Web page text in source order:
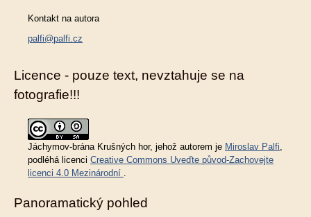
Kontakt na autora
palfi@palfi.cz
Licence - pouze text, nevztahuje se na
fotografie!!!
Jáchymov-brána Krušných hor, jehož autorem je Miroslav Palfi
podléhá licenci Creative Commons Uveďte původ-Zachovejte
licenci 4.0 Mezinárodní
Panoramatický pohled